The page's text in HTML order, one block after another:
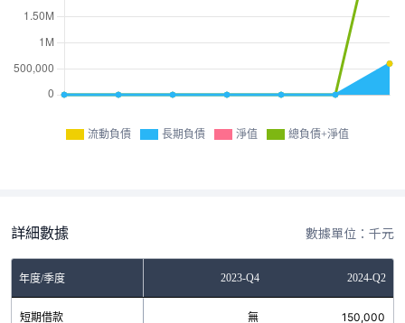
流動負債 長期負債 淨值 總負債+淨值
詳細數據 數據單位：千元
年度/季度 2023-Q4 2024-Q2
短期借款 無 150,000